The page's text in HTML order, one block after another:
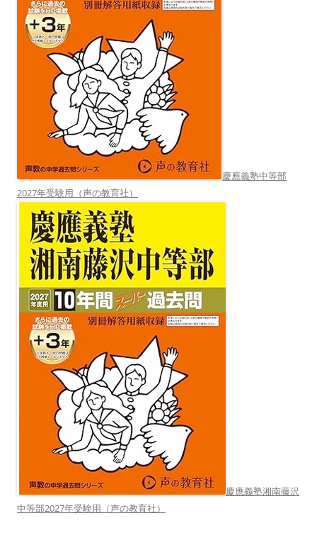
慶應義塾中等部
2027年受験用（声の教育社）
慶應義塾湘南藤沢
中等部2027年受験用（声の教育社）